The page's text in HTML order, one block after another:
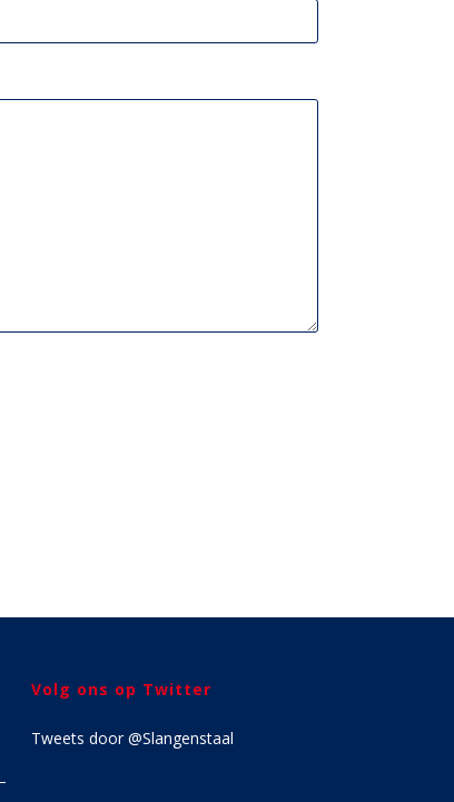
Volg ons op Twitter
Tweets door @Slangenstaal